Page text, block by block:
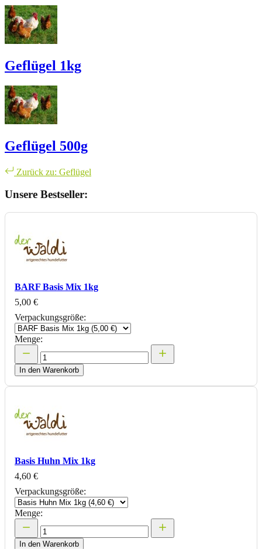
Geflügel 1kg
Geflügel 500g
Zurück zu: Geflügel
Unsere Bestseller:
BARF Basis Mix 1kg
5,00 €
Verpackungsgröße:
Menge:
In den Warenkorb
Basis Huhn Mix 1kg
4,60 €
Verpackungsgröße:
Menge:
In den Warenkorb